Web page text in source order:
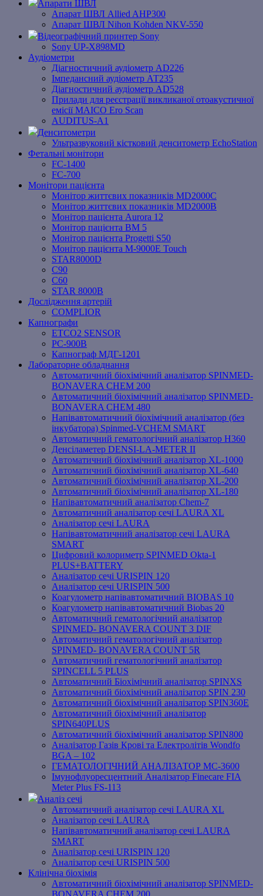
Апарати ШВЛ
Апарат ШВЛ Allied AHP300
Апарат ШВЛ Nihon Kohden NKV-550
Відеографічний принтер Sony
Sony UP-X898MD
Аудіометри
Діагностичний аудіометр AD226
Імпедансний аудіометр АТ235
Діагностичний аудіометр AD528
Прилади для реєстрації викликаної отоакустичної
емісії MAICO Ero Scan
AUDITUS-A1
Денситометри
Ультразвуковий кістковий денситометр EchoStation
Фетальні монітори
FC-1400
FC-700
Монітори пацієнта
Монітор життєвих показників MD2000С
Монітор життєвих показників MD2000В
Mонітоp пацієнта Aurora 12
Монітор пацієнта BM 5
Монітор пацієнта Progetti S50
Монітор пацієнта M-9000E Touch
STAR8000D
C90
C60
STAR 8000B
Дослідження артерій
COMPLIOR
Капнографи
ETCO2 SENSOR
PC‐900B
Капнограф МДГ-1201
Лабораторне обладнання
Автоматичний біохімічний аналізатор SPINMED-
BONAVERA CHEM 200
Автоматичний біохімічний аналізатор SPINMED-
BONAVERA CHEM 480
Напівавтоматичний біохімічний аналізатор (без
інкубатора) Spinmed-VCHEM SMART
Автоматичний гематологічний аналізатор Н360
Денсіламетер DENSI-LA-METER ІІ
Автоматичний біохімічний аналізатор XL-1000
Автоматичний біохімічний аналізатор XL-640
Автоматичний біохімічний аналізатор XL-200
Автоматичний біохімічний аналізатор XL-180
Напівавтоматичний аналізатор Chem-7
Автоматичний аналізатор сечі LAURA XL
Аналізатор сечі LAURA
Напівавтоматичний аналізатор сечі LAURA
SMART
Цифровий колориметр SPINMED Okta-1
PLUS+BATTERY
Аналізатор сечі URISPIN 120
Аналізатор сечі URISPIN 500
Коагулометр напівавтоматичний BIOBAS 10
Коагулометр напівавтоматичний Biobas 20
Автоматичний гематологічний аналізатор
SPINMED- BONAVERA COUNT 3 DIF
Автоматичний гематологічний аналізатор
SPINMED- BONAVERA COUNT 5R
Автоматичний гематологічний аналізатор
SPINCELL 5 PLUS
Автоматичний Біохімічний аналізатор SPINXS
Автоматичний біохімічний аналізатор SPIN 230
Автоматичний біохімічний аналізатор SPIN360E
Автоматичний біохімічний аналізатор
SPIN640PLUS
Автоматичний біохімічний аналізатор SPIN800
Аналізатор Газів Крові та Електролітів Wondfo
BGA – 102
ГЕМАТОЛОГІЧНИЙ АНАЛІЗАТОР MC-3600
Імунофлуоресцентний Аналізатор Finecare FIA
Meter Plus FS-113
Аналіз сечі
Автоматичний аналізатор сечі LAURA XL
Аналізатор сечі LAURA
Напівавтоматичний аналізатор сечі LAURA
SMART
Аналізатор сечі URISPIN 120
Аналізатор сечі URISPIN 500
Клінічна біохімія
Автоматичний біохімічний аналізатор SPINMED-